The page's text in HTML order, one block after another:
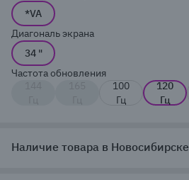
*VA
Диагональ экрана
34 "
Частота обновления
100
Гц
120
Гц
Наличие товара в Новосибирске